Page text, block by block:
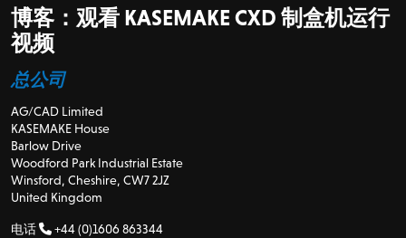
博客：观看 KASEMAKE CXD 制盒机运行
视频
总公司
AG/CAD Limited
KASEMAKE House
Barlow Drive
Woodford Park Industrial Estate
Winsford, Cheshire, CW7 2JZ
United Kingdom
电话
+44 (0)1606 863344